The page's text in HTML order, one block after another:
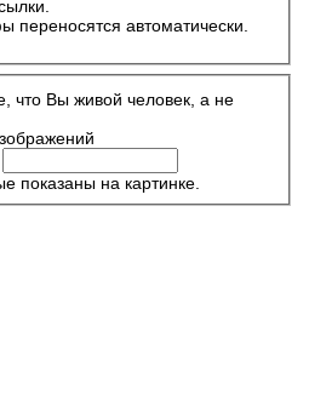
переносятся автоматически.
что Вы живой человек, а не
показаны на картинке.